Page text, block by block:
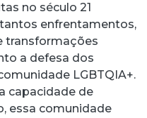
no século 21
enfrentamentos,
transformações
a defesa dos
LGBTQIA+.
capacidade de
essa comunidade